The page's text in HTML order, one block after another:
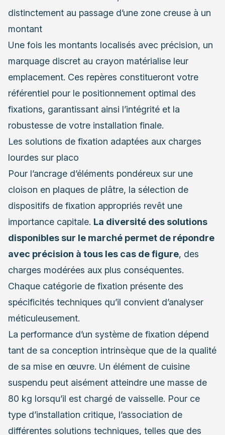
distinctement au passage d’une zone creuse à un
montant
Une fois les montants localisés avec précision, un
marquage discret au crayon matérialise leur
emplacement. Ces repères constitueront votre
référentiel pour le positionnement optimal des
fixations, garantissant ainsi l’intégrité et la
robustesse de votre installation finale.
Les solutions de fixation adaptées aux charges
lourdes sur placo
Pour l’ancrage d’éléments pondéreux sur une
cloison en plaques de plâtre, la sélection de
dispositifs de fixation appropriés revêt une
importance capitale. La diversité des solutions
disponibles sur le marché permet de répondre
avec précision à tous les cas de figure, des
charges modérées aux plus conséquentes.
Chaque catégorie de fixation présente des
spécificités techniques qu’il convient d’analyser
méticuleusement.
La performance d’un système de fixation dépend
tant de sa conception intrinsèque que de la qualité
de sa mise en œuvre. Un élément de cuisine
suspendu peut aisément atteindre une masse de
80 kg lorsqu’il est chargé de vaisselle. Pour ce
type d’installation critique, l’association de
différentes solutions techniques, telles que des